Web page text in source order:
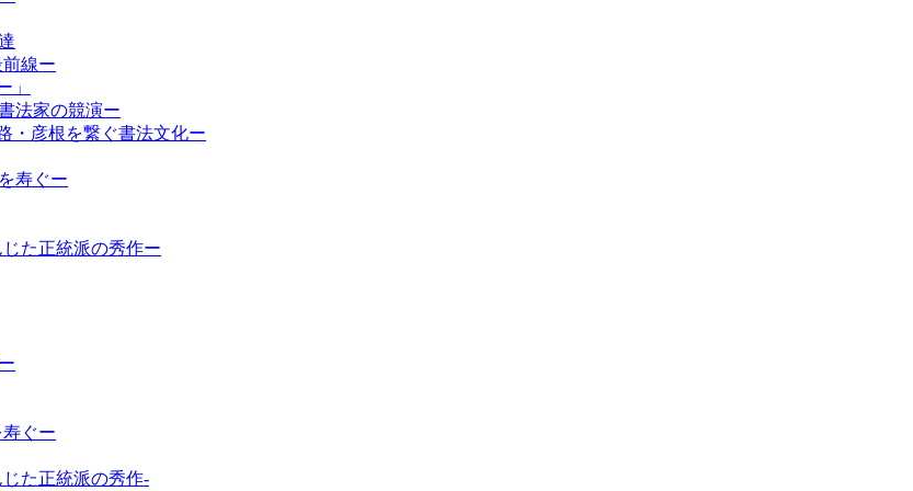
線ー
」
法家の競演ー
・彦根を繋ぐ書法文化ー
寿ぐー
た正統派の秀作ー
ぐー
た正統派の秀作-